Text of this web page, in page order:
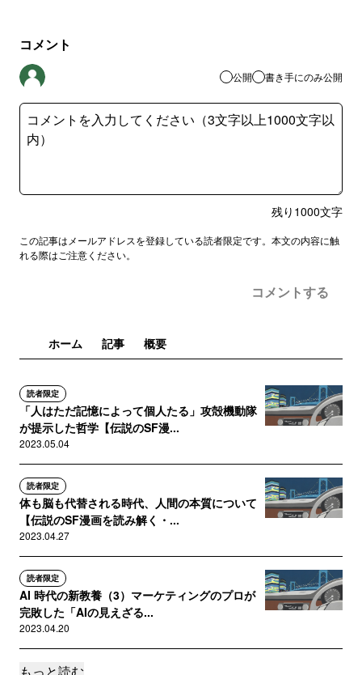
コメント
公開 書き手にのみ公開
残り 1000文字
この記事はメールアドレスを登録している読者限定です。本文の内容に触
れる際はご注意ください。
コメントする
ホーム 記事 概要
読者限定
「人はただ記憶によって個人たる」攻殻機動隊
が提示した哲学【伝説のSF漫...
2023.05.04
読者限定
体も脳も代替される時代、人間の本質について
【伝説のSF漫画を読み解く・...
2023.04.27
読者限定
AI 時代の新教養（3）マーケティングのプロが
完敗した「AIの見えざる...
2023.04.20
読者限定